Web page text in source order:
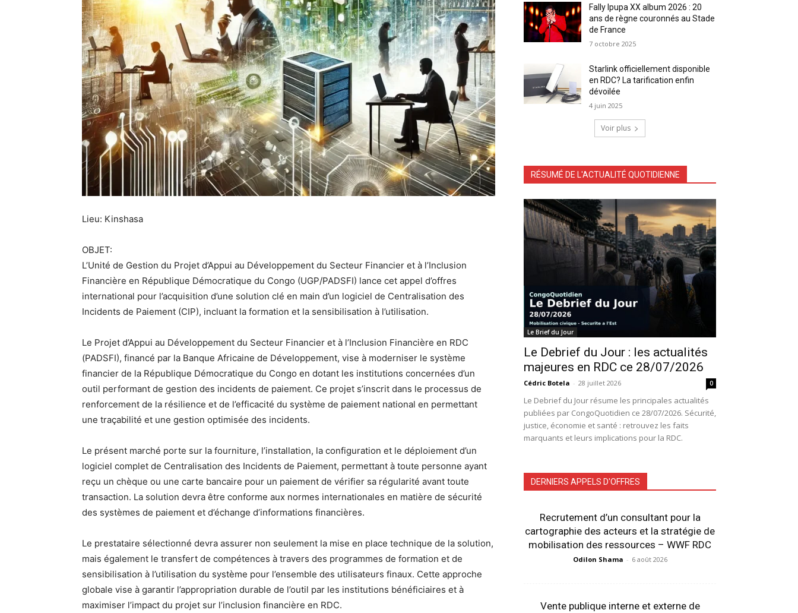
Lieu: Kinshasa
OBJET:
L’Unité de Gestion du Projet d’Appui au Développement du Secteur Financier et à l’Inclusion
Financière en République Démocratique du Congo (UGP/PADSFI) lance cet appel d’offres
international pour l’acquisition d’une solution clé en main d’un logiciel de Centralisation des
Incidents de Paiement (CIP), incluant la formation et la sensibilisation à l’utilisation.
Le Projet d’Appui au Développement du Secteur Financier et à l’Inclusion Financière en RDC
(PADSFI), financé par la Banque Africaine de Développement, vise à moderniser le système
financier de la République Démocratique du Congo en dotant les institutions concernées d’un
outil performant de gestion des incidents de paiement. Ce projet s’inscrit dans le processus de
renforcement de la résilience et de l’efficacité du système de paiement national en permettant
une traçabilité et une gestion optimisée des incidents.
Le présent marché porte sur la fourniture, l’installation, la configuration et le déploiement d’un
logiciel complet de Centralisation des Incidents de Paiement, permettant à toute personne ayant
reçu un chèque ou une carte bancaire pour un paiement de vérifier sa régularité avant toute
transaction. La solution devra être conforme aux normes internationales en matière de sécurité
des systèmes de paiement et d’échange d’informations financières.
Le prestataire sélectionné devra assurer non seulement la mise en place technique de la solution,
mais également le transfert de compétences à travers des programmes de formation et de
sensibilisation à l’utilisation du système pour l’ensemble des utilisateurs finaux. Cette approche
globale vise à garantir l’appropriation durable de l’outil par les institutions bénéficiaires et à
maximiser l’impact du projet sur l’inclusion financière en RDC.
Fally Ipupa XX album 2026 : 20
ans de règne couronnés au Stade
de France
7 octobre 2025
Starlink officiellement disponible
en RDC? La tarification enfin
dévoilée
4 juin 2025
Voir plus
RÉSUMÉ DE L'ACTUALITÉ QUOTIDIENNE
Le Brief du Jour
Le Debrief du Jour : les actualités
majeures en RDC ce 28/07/2026
Cédric Botela - 28 juillet 2026 0
Le Debrief du Jour résume les principales actualités
publiées par CongoQuotidien ce 28/07/2026. Sécurité,
justice, économie et santé : retrouvez les faits
marquants et leurs implications pour la RDC.
DERNIERS APPELS D'OFFRES
Recrutement d’un consultant pour la
cartographie des acteurs et la stratégie de
mobilisation des ressources – WWF RDC
Odilon Shama - 6 août 2026
Vente publique interne et externe de